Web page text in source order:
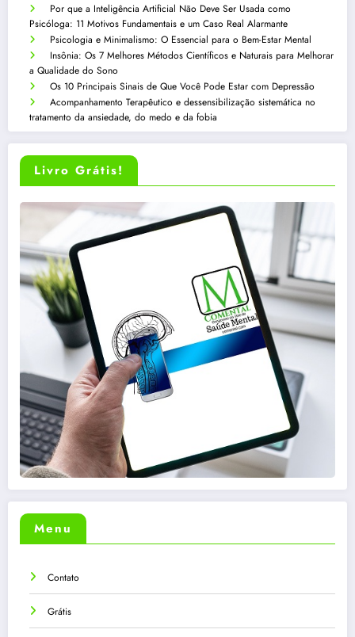
Por que a Inteligência Artificial Não Deve Ser Usada como
Psicóloga: 11 Motivos Fundamentais e um Caso Real Alarmante
Psicologia e Minimalismo: O Essencial para o Bem-Estar Mental
Insônia: Os 7 Melhores Métodos Científicos e Naturais para Melhorar
a Qualidade do Sono
Os 10 Principais Sinais de Que Você Pode Estar com Depressão
Acompanhamento Terapêutico e dessensibilização sistemática no
tratamento da ansiedade, do medo e da fobia
Livro Grátis!
Menu
Contato
Grátis